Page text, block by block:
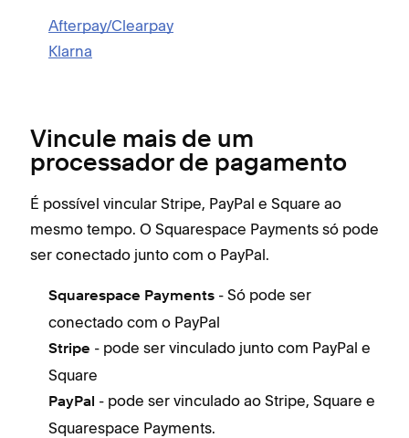
Afterpay/Clearpay
Klarna
Vincule mais de um
processador de pagamento
É possível vincular Stripe, PayPal e Square ao
mesmo tempo. O Squarespace Payments só pode
ser conectado junto com o PayPal.
Squarespace Payments - Só pode ser
conectado com o PayPal
Stripe - pode ser vinculado junto com PayPal e
Square
PayPal
- pode ser vinculado ao Stripe, Square e
Squarespace Payments.